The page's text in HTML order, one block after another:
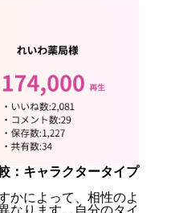
：キャラクタータイプ
かによって、相性のよ
なります。自分のタイ